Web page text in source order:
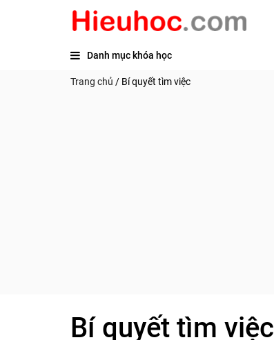
Danh mục khóa học
Trang chủ / Bí quyết tìm việc
Bí quyết tìm việc